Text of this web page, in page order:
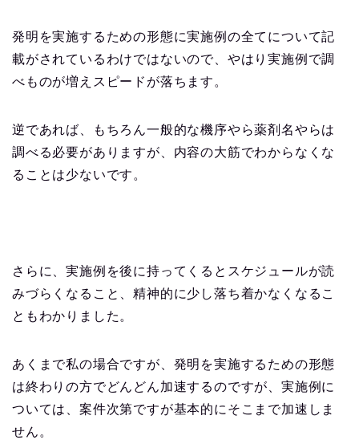
発明を実施するための形態に実施例の全てについて記
載がされているわけではないので、やはり実施例で調
べものが増えスピードが落ちます。
逆であれば、もちろん一般的な機序やら薬剤名やらは
調べる必要がありますが、内容の大筋でわからなくな
ることは少ないです。
さらに、実施例を後に持ってくるとスケジュールが読
みづらくなること、精神的に少し落ち着かなくなるこ
ともわかりました。
あくまで私の場合ですが、発明を実施するための形態
は終わりの方でどんどん加速するのですが、実施例に
ついては、案件次第ですが基本的にそこまで加速しま
せん。